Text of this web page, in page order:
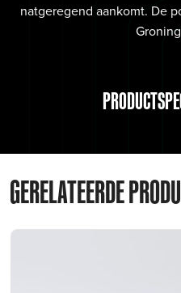
natgeregend aankomt. De
GERELATEERDE